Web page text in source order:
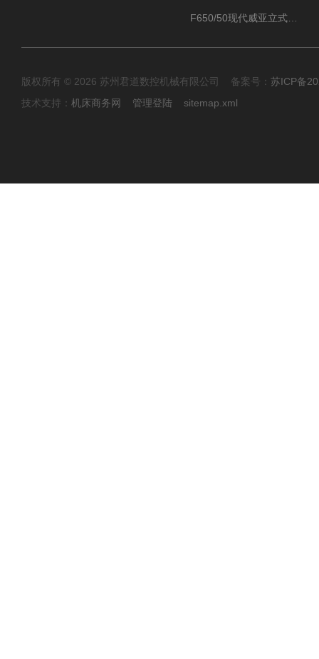
版权所有 © 2026 苏州君道数控机械有限公司 备案号： 苏ICP备
技术支持： 机床商务网 管理登陆 sitemap.xml